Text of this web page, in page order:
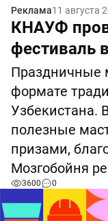
Реклама11 августа
КНАУФ
фестиваль
Праздничные
формате
Узбекистана.
полезные
призами,
Мозгобойня
3600 0